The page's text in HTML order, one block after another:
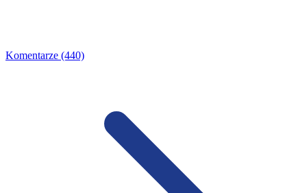
Komentarze (440)